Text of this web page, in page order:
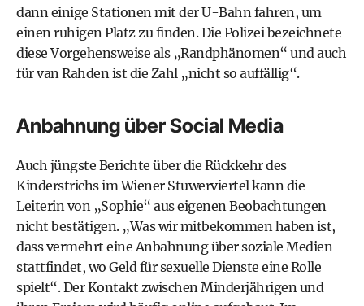
dann einige Stationen mit der U-Bahn fahren, um
einen ruhigen Platz zu finden. Die Polizei bezeichnete
diese Vorgehensweise als „Randphänomen“ und auch
für van Rahden ist die Zahl „nicht so auffällig“.
Anbahnung über Social Media
Auch jüngste Berichte über die Rückkehr des
Kinderstrichs im Wiener Stuwerviertel kann die
Leiterin von „Sophie“ aus eigenen Beobachtungen
nicht bestätigen. „Was wir mitbekommen haben ist,
dass vermehrt eine Anbahnung über soziale Medien
stattfindet, wo Geld für sexuelle Dienste eine Rolle
spielt“. Der Kontakt zwischen Minderjährigen und